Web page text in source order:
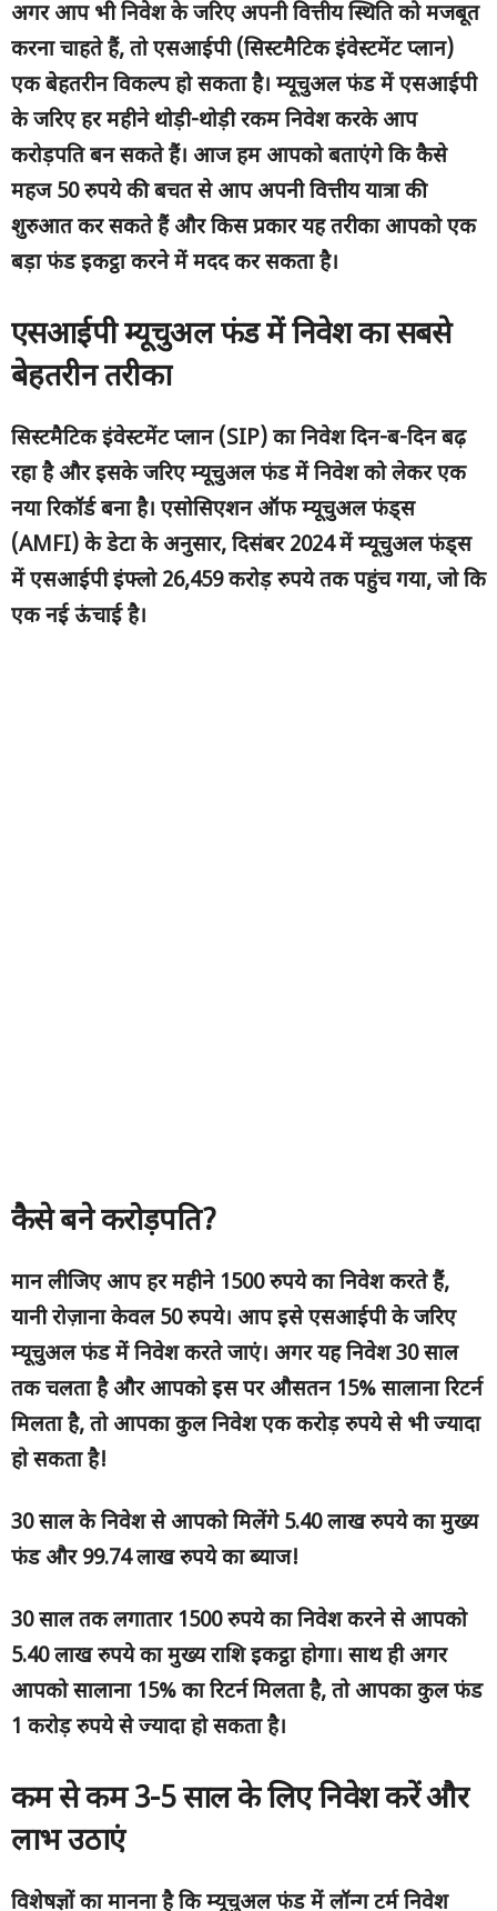
अगर आप भी निवेश के जरिए अपनी वित्तीय स्थिति को मजबूत
करना चाहते हैं, तो एसआईपी (सिस्टमैटिक इंवेस्टमेंट प्लान)
एक बेहतरीन विकल्प हो सकता है। म्यूचुअल फंड में एसआईपी
के जरिए हर महीने थोड़ी-थोड़ी रकम निवेश करके आप
करोड़पति बन सकते हैं। आज हम आपको बताएंगे कि कैसे
महज 50 रुपये की बचत से आप अपनी वित्तीय यात्रा की
शुरुआत कर सकते हैं और किस प्रकार यह तरीका आपको एक
बड़ा फंड इकट्ठा करने में मदद कर सकता है।
एसआईपी म्यूचुअल फंड में निवेश का सबसे
बेहतरीन तरीका
सिस्टमैटिक इंवेस्टमेंट प्लान (SIP) का निवेश दिन-ब-दिन बढ़
रहा है और इसके जरिए म्यूचुअल फंड में निवेश को लेकर एक
नया रिकॉर्ड बना है। एसोसिएशन ऑफ म्यूचुअल फंड्स
(AMFI) के डेटा के अनुसार, दिसंबर 2024 में म्यूचुअल फंड्स
में एसआईपी इंफ्लो 26,459 करोड़ रुपये तक पहुंच गया, जो कि
एक नई ऊंचाई है।
कैसे बने करोड़पति?
मान लीजिए आप हर महीने 1500 रुपये का निवेश करते हैं,
यानी रोज़ाना केवल 50 रुपये। आप इसे एसआईपी के जरिए
म्यूचुअल फंड में निवेश करते जाएं। अगर यह निवेश 30 साल
तक चलता है और आपको इस पर औसतन 15% सालाना रिटर्न
मिलता है, तो आपका कुल निवेश एक करोड़ रुपये से भी ज्यादा
हो सकता है!
30 साल के निवेश से आपको मिलेंगे 5.40 लाख रुपये का मुख्य
फंड और 99.74 लाख रुपये का ब्याज!
30 साल तक लगातार 1500 रुपये का निवेश करने से आपको
5.40 लाख रुपये का मुख्य राशि इकट्ठा होगा। साथ ही अगर
आपको सालाना 15% का रिटर्न मिलता है, तो आपका कुल फंड
1 करोड़ रुपये से ज्यादा हो सकता है।
कम से कम3-5 साल के लिए निवेश करें और
लाभ उठाएं
विशेषज्ञों का मानना है कि म्यूचुअल फंड में लॉन्ग टर्म निवेश